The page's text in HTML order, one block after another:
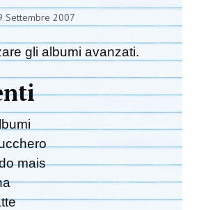
Settembre 2007
gli albumi avanzati.
mais